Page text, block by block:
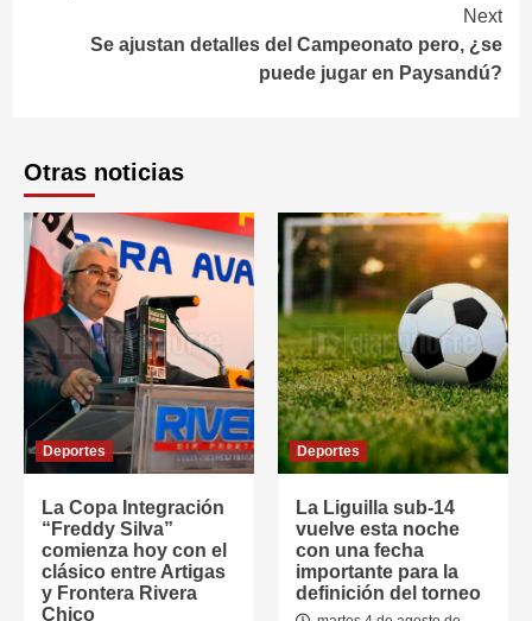
Next
Se ajustan detalles del Campeonato pero, ¿se
puede jugar en Paysandú?
Otras noticias
Deportes
La Copa Integración
“Freddy Silva”
comienza hoy con el
clásico entre Artigas
y Frontera Rivera
Chico
Deportes
La Liguilla sub-14
vuelve esta noche
con una fecha
importante para la
definición del torneo